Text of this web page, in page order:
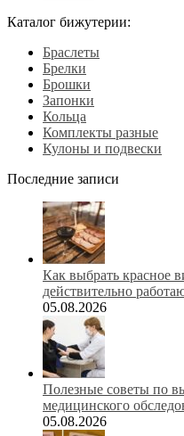
Каталог бижутерии:
Браслеты
Брелки
Брошки
Запонки
Кольца
Комплекты разные
Кулоны и подвески
Последние записи
Как выбрать красное
действительно
05.08.2026
Полезные советы по
медицинского
05.08.2026